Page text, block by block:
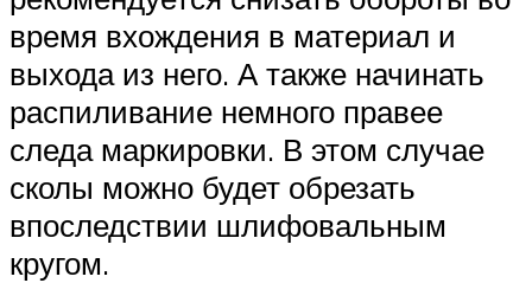
время вхождения в материал и
выхода из него. А также начинать
распиливание немного правее
следа маркировки. В этом случае
сколы можно будет обрезать
впоследствии шлифовальным
кругом.